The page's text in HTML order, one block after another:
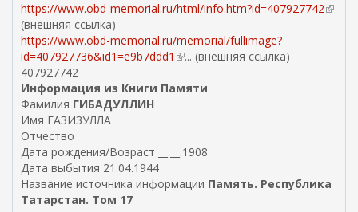
https://www.obd-memorial.ru/html/info.htm?id=407927742(
л
(внешняя ссылка)
https://www.obd-memorial.ru/memorial/fullimage?
id=407927736&id1=e9b7ddd1 (
н
я
с
... (внешняя ссылка)
407927742
Информация из Книги Памяти
Фамилия ГИБАДУЛЛИН
Имя ГАЗИЗУЛЛА
Отчество
Дата рождения/Возраст __.__.1908
Дата выбытия 21.04.1944
Название источника информации Память. Республика
Татарстан. Том 17